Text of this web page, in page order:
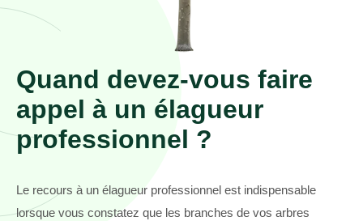
Quand devez-vous faire
appel à un élagueur
professionnel ?
Le recours à un élagueur professionnel est indispensable
lorsque vous constatez que les branches de vos arbres